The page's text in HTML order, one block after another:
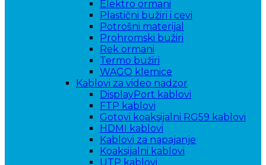
Elektro ormani
Plastični bužiri i cevi
Potrošni materijal
Prohromski bužiri
Rek ormani
Termo bužiri
WAGO klemice
Kablovi za video nadzor
DisplayPort kablovi
FTP kablovi
Gotovi koaksijalni RG59 kablovi
HDMI kablovi
Kablovi za napajanje
Koaksijalni kablovi
UTP kablovi